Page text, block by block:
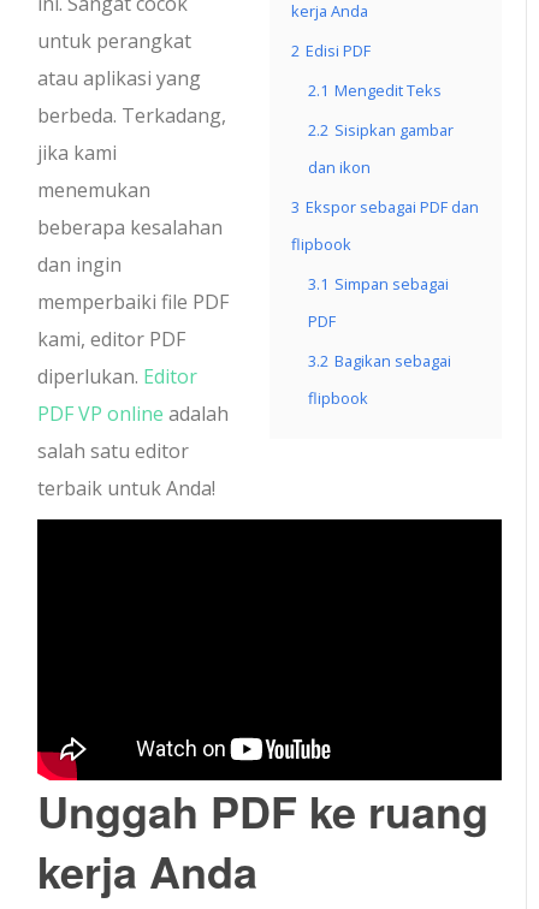
kerja Anda
2 Edisi PDF
2.1 Mengedit Teks
2.2 Sisipkan gambar
dan ikon
3 Ekspor sebagai PDF dan
flipbook
3.1 Simpan sebagai
PDF
3.2 Bagikan sebagai
flipbook
untuk perangkat
atau aplikasi yang
berbeda. Terkadang,
jika kami
menemukan
beberapa kesalahan
dan ingin
memperbaiki file PDF
kami, editor PDF
diperlukan. Editor
PDF VP online adalah
salah satu editor
terbaik untuk Anda!
Unggah PDF ke ruang
kerja Anda